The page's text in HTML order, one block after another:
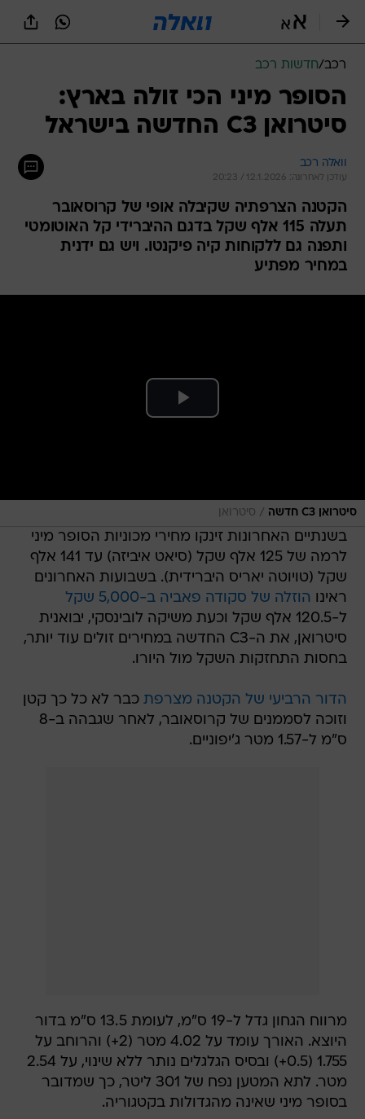
רכב/חדשות רכב
הסופר מיני הכי זולה בארץ:
סיטרואן C3 החדשה בישראל
וואלה רכב
עודכן לאחרונה: 12.1.2026 / 20:23
הקטנה הצרפתיה שקיבלה אופי של קרוסאובר
תעלה 115 אלף שקל בדגם ההיברידי קל האוטומטי
ותפנה גם ללקוחות קיה פיקנטו. ויש גם ידנית
במחיר מפתיע
סיטרואן C3 חדשה / סיטרואן
בשנתיים האחרונות זינקו מחירי מכוניות הסופר מיני
לרמה של 125 אלף שקל (סיאט איביזה) עד 141 אלף
שקל (טויוטה יאריס היברידית). בשבועות האחרונים
ראינו הוזלה של סקודה פאביה ב-5,000 שקל
ל-120.5 אלף שקל וכעת משיקה לובינסקי, יבואנית
סיטרואן, את ה-C3 החדשה במחירים זולים עוד יותר,
בחסות התחזקות השקל מול היורו.
הדור הרביעי של הקטנה מצרפת כבר לא כל כך קטן
וזוכה לסממנים של קרוסאובר, לאחר שגבהה ב-8
ס"מ ל-1.57 מטר ג'יפוניים.
מרווח הגחון גדל ל-19 ס"מ, לעומת 13.5 ס"מ בדור
היוצא. האורך עומד על 4.02 מטר (2+) והרוחב על
1.755 (0.5+) ובסיס הגלגלים נותר ללא שינוי, על 2.54
מטר. לתא המטען נפח של 301 ליטר, כך שמדובר
בסופר מיני שאינה מהגדולות בקטגוריה.